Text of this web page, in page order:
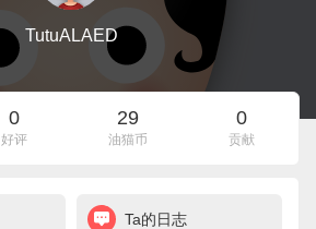
TutuALAED
0
好评
29
油猫币
0
贡献
Ta的日志